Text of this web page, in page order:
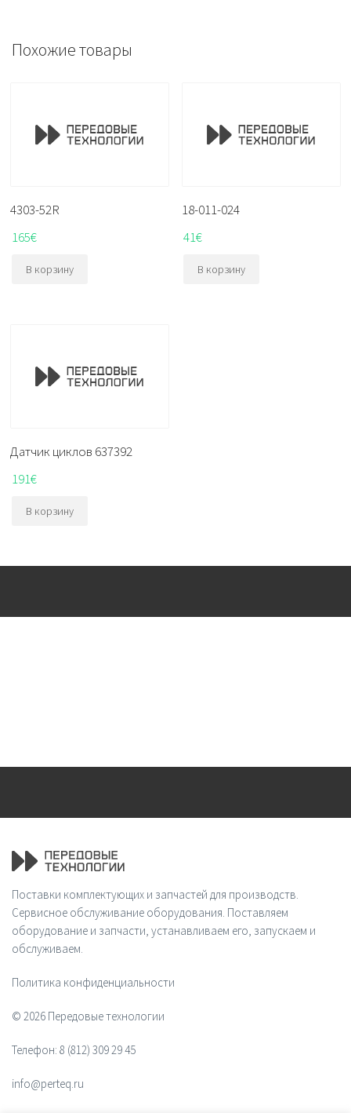
Похожие товары
4303-52R
165€
В корзину
18-011-024
41€
В корзину
Датчик циклов 637392
191€
В корзину
Поставки комплектующих и запчастей для производств.
Сервисное обслуживание оборудования. Поставляем
оборудование и запчасти, устанавливаем его, запускаем и
обслуживаем.
Политика конфиденциальности
© 2026 Передовые технологии
Телефон: 8 (812) 309 29 45
info@perteq.ru